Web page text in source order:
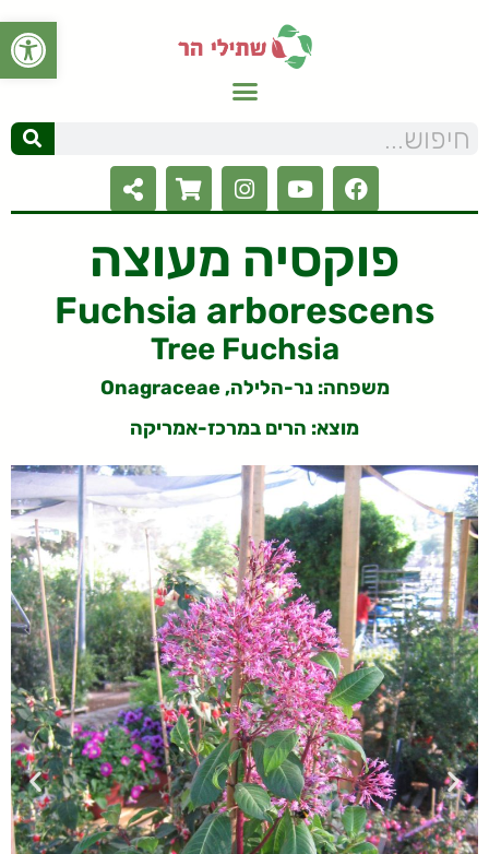
פתח
פוקסיה מעוצה
Fuchsia arborescens
Tree Fuchsia
משפחה: נר-הלילה, Onagraceae
מוצא: הרים במרכז-אמריקה